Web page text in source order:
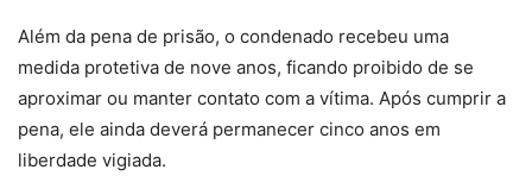
Além da pena de prisão, o condenado recebeu uma
medida protetiva de nove anos, ficando proibido de se
aproximar ou manter contato com a vítima. Após cumprir a
pena, ele ainda deverá permanecer cinco anos em
liberdade vigiada.